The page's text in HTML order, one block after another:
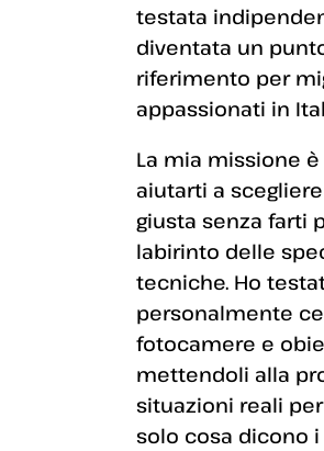
testata
diventata un
riferimento per
appassionati in
La mia missione
aiutarti a
giusta senza farti
labirinto delle
tecniche. Ho
personalmente
fotocamere e
mettendoli alla
situazioni reali
solo cosa dicono